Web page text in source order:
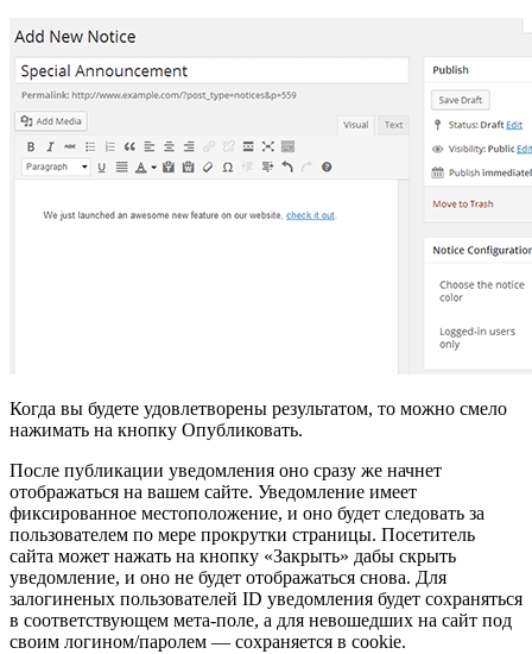
Когда вы будете удовлетворены результатом, то можно смело
нажимать на кнопку Опубликовать.
После публикации уведомления оно сразу же начнет
отображаться на вашем сайте. Уведомление имеет
фиксированное местоположение, и оно будет следовать за
пользователем по мере прокрутки страницы. Посетитель
сайта может нажать на кнопку «Закрыть» дабы скрыть
уведомление, и оно не будет отображаться снова. Для
залогиненых пользователей ID уведомления будет сохраняться
в соответствующем мета-поле, а для невошедших на сайт под
своим логином/паролем — сохраняется в cookie.